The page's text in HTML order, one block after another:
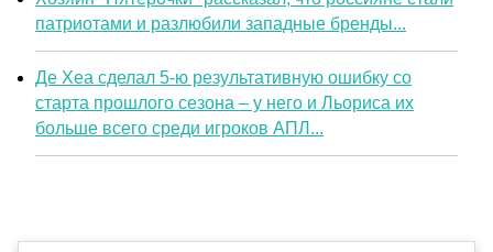
патриотами и разлюбили западные бренды...
Де Хеа сделал 5-ю результативную ошибку со
старта прошлого сезона – у него и Льориса их
больше всего среди игроков АПЛ...